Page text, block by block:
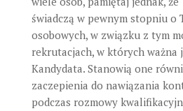
świadczą w pewnym stopniu o
osobowych, w związku z tym
rekrutacjach, w których ważna
Kandydata. Stanowią one
zaczepienia do nawiązania
podczas rozmowy